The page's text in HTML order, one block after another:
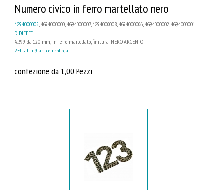
Numero civico in ferro martellato nero
4G94000005 , 4G94000000, 4G94000007, 4G94000008, 4G94000006, 4G94000002, 4G94000001...
DIDIEFFE
A.399 da 120 mm, in ferro martellato, finitura: NERO ARGENTO
Vedi altri 9 articoli collegati
confezione da 1,00 Pezzi